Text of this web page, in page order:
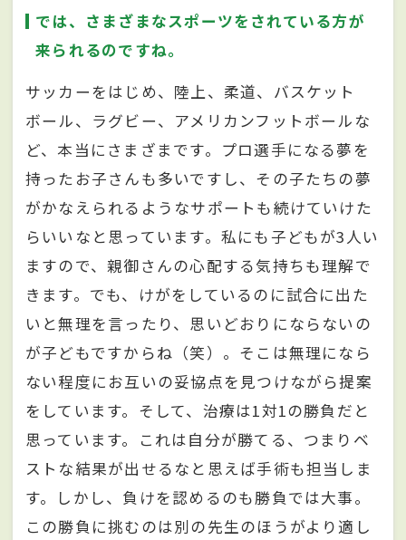
では、さまざまなスポーツをされている方が
来られるのですね。
サッカーをはじめ、陸上、柔道、バスケット
ボール、ラグビー、アメリカンフットボールな
ど、本当にさまざまです。プロ選手になる夢を
持ったお子さんも多いですし、その子たちの夢
がかなえられるようなサポートも続けていけた
らいいなと思っています。私にも子どもが3人い
ますので、親御さんの心配する気持ちも理解で
きます。でも、けがをしているのに試合に出た
いと無理を言ったり、思いどおりにならないの
が子どもですからね（笑）。そこは無理になら
ない程度にお互いの妥協点を見つけながら提案
をしています。そして、治療は1対1の勝負だと
思っています。これは自分が勝てる、つまりベ
ストな結果が出せるなと思えば手術も担当しま
す。しかし、負けを認めるのも勝負では大事。
この勝負に挑むのは別の先生のほうがより適し